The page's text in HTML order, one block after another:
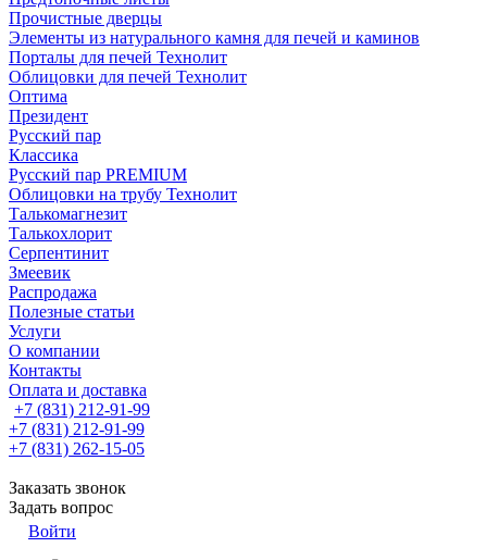
Прочистные дверцы
Элементы из натурального камня для печей и каминов
Порталы для печей Технолит
Облицовки для печей Технолит
Оптима
Президент
Русский пар
Классика
Русский пар PREMIUM
Облицовки на трубу Технолит
Талькомагнезит
Талькохлорит
Серпентинит
Змеевик
Распродажа
Полезные статьи
Услуги
О компании
Контакты
Оплата и доставка
+7 (831) 212-91-99
+7 (831) 212-91-99
+7 (831) 262-15-05
Заказать звонок
Задать вопрос
Войти